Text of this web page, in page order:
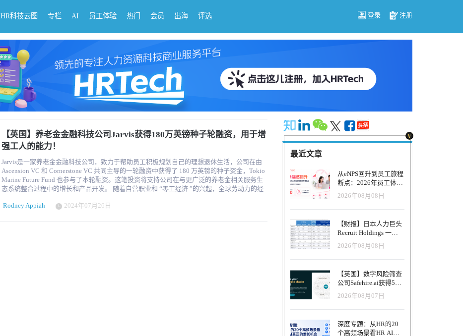
HR科技云图 专栏 AI 员工体验 热门 会员 出海 评选 登录 注册
【英国】养老金金融科技公司Jarvis获得180万英镑种子轮融资，用于增
强工人的能力！
Jarvis是一家养老金金融科技公司，致力于帮助员工积极规划自己的理想退休生活，公司在由
Ascension VC 和 Cornerstone VC 共同主导的一轮融资中获得了 180 万英镑的种子资金，Tokio
Marine Future Fund 也参与了本轮融资。这笔投资将支持公司在与更广泛的养老金相关服务生
态系统整合过程中的增长和产品开发。 随着自营职业和 “零工经济 ”的兴起，全球劳动力的经
作场所福利（如养老金）越来越难以获得，因此对综合退休规划工具的需求比以往任何时候都
方案。Jarvis Pension 包括个人和工作场所的 “罐子”，用户可以在一个地方管理他们的养老金
Rodney Appiah 2024年07月26日
最近文章
从eNPS回升到员工旅程
断点：2026年员工体验
管理正在发生什么变
2026年08月08日
【财报】日本人力巨头
Recruit Holdings 一季
度营收破1.04万亿日
元：Indeed美国收入逆
势增长30%，AI招聘推
2026年08月08日
【英国】数字风险筛查
公司Safehire.ai获得50
万英镑融资，重塑招聘
风控体系
2026年08月07日
深度专题：从HR的20
个高频场景看HR AI真